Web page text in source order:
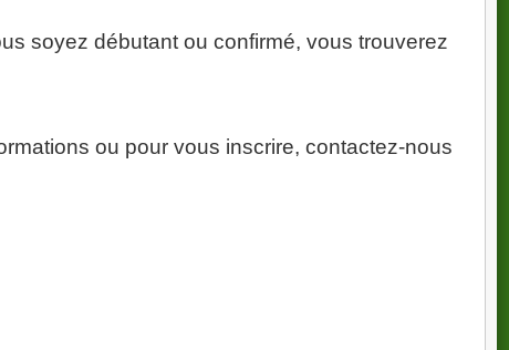
12 juin 2026.
soyez débutant ou confirmé, vous trouverez
ou pour vous inscrire, contactez-nous